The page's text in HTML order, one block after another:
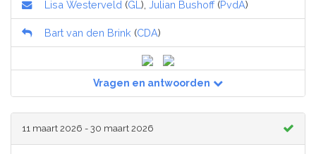
Lisa Westerveld (GL ), Julian Bushoff(PvdA)
Bart van den Brink (CDA)
Vragen en antwoorden
11 maart 2026 - 30 maart 2026